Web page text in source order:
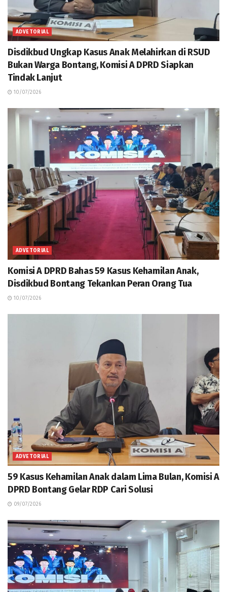
ADVETORIAL
Disdikbud Ungkap Kasus Anak Melahirkan di RSUD
Bukan Warga Bontang, Komisi A DPRD Siapkan
Tindak Lanjut
10/07/2026
ADVETORIAL
Komisi A DPRD Bahas 59 Kasus Kehamilan Anak,
Disdikbud Bontang Tekankan Peran Orang Tua
10/07/2026
ADVETORIAL
59 Kasus Kehamilan Anak dalam Lima Bulan, Komisi A
DPRD Bontang Gelar RDP Cari Solusi
09/07/2026